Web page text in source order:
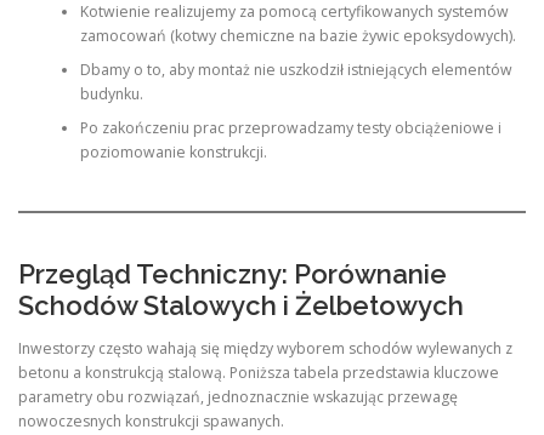
Kotwienie realizujemy za pomocą certyfikowanych systemów
zamocowań (kotwy chemiczne na bazie żywic epoksydowych).
Dbamy o to, aby montaż nie uszkodził istniejących elementów
budynku.
Po zakończeniu prac przeprowadzamy testy obciążeniowe i
poziomowanie konstrukcji.
Przegląd Techniczny: Porównanie
Schodów Stalowych i Żelbetowych
Inwestorzy często wahają się między wyborem schodów wylewanych z
betonu a konstrukcją stalową. Poniższa tabela przedstawia kluczowe
parametry obu rozwiązań, jednoznacznie wskazując przewagę
nowoczesnych konstrukcji spawanych.